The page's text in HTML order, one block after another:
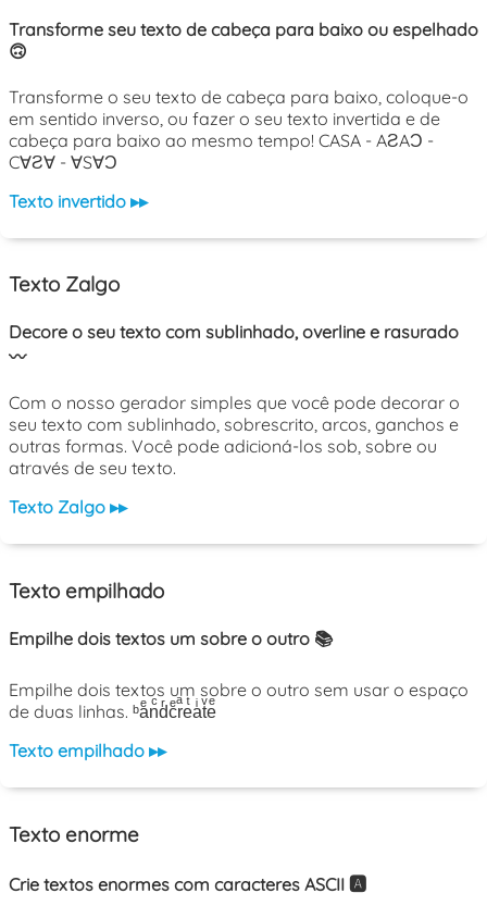
Transforme seu texto de cabeça para baixo ou espelhado
🙃
Transforme o seu texto de cabeça para baixo, coloque-o
em sentido inverso, ou fazer o seu texto invertida e de
cabeça para baixo ao mesmo tempo! CASA - AƧAƆ -
C∀Ƨ∀ - ∀S∀Ɔ
Texto invertido ▸▸
Texto Zalgo
Decore o seu texto com sublinhado, overline e rasurado
〰️
Com o nosso gerador simples que você pode decorar o
seu texto com sublinhado, sobrescrito, arcos, ganchos e
outras formas. Você pode adicioná-los sob, sobre ou
através de seu texto.
Texto Zalgo ▸▸
Texto empilhado
Empilhe dois textos um sobre o outro 📚
Empilhe dois textos um sobre o outro sem usar o espaço
de duas linhas. ᵇaͤnͨdͬcͤrͣeͭaͥtͮeͤ
Texto empilhado ▸▸
Texto enorme
Crie textos enormes com caracteres ASCII 🅰️